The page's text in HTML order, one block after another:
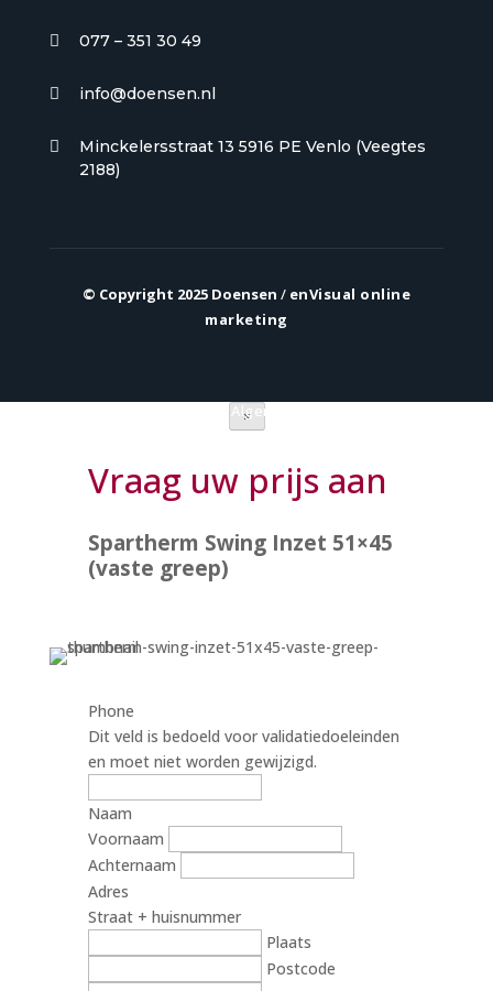
 077 – 351 30 49
 info@doensen.nl

Minckelersstraat 13 5916 PE Venlo (Veegtes
2188)
© Copyright 2025 Doensen / enVisual online
marketing
|Algemene voorwaarden
×
Vraag uw prijs aan
Spartherm Swing Inzet 51×45
(vaste greep)
Phone
Dit veld is bedoeld voor validatiedoeleinden
en moet niet worden gewijzigd.
Naam
Voornaam
Achternaam
Adres
Straat + huisnummer
Plaats
Postcode